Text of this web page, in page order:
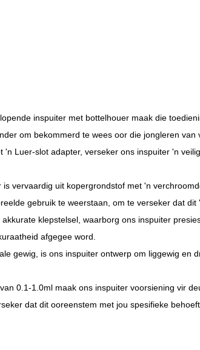
inspuiter met bottelhouer maak die
om bekommerd te wees oor die jongleren van
'n Luer-slot adapter, verseker ons inspuiter 'n
is vervaardig uit kopergrondstof met 'n
gebruik te weerstaan, om te verseker dat dit
klepstelsel, waarborg ons inspuiter
afgegee word.
gewig, is ons inspuiter ontwerp om liggewig en
0.1-1.0ml maak ons ​​inspuiter voorsiening vir
dat dit ooreenstem met jou spesifieke